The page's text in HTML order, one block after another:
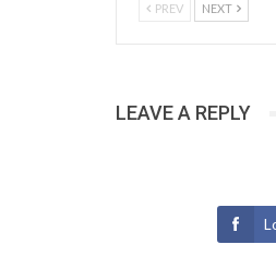
PREV NEXT
LEAVE A REPLY